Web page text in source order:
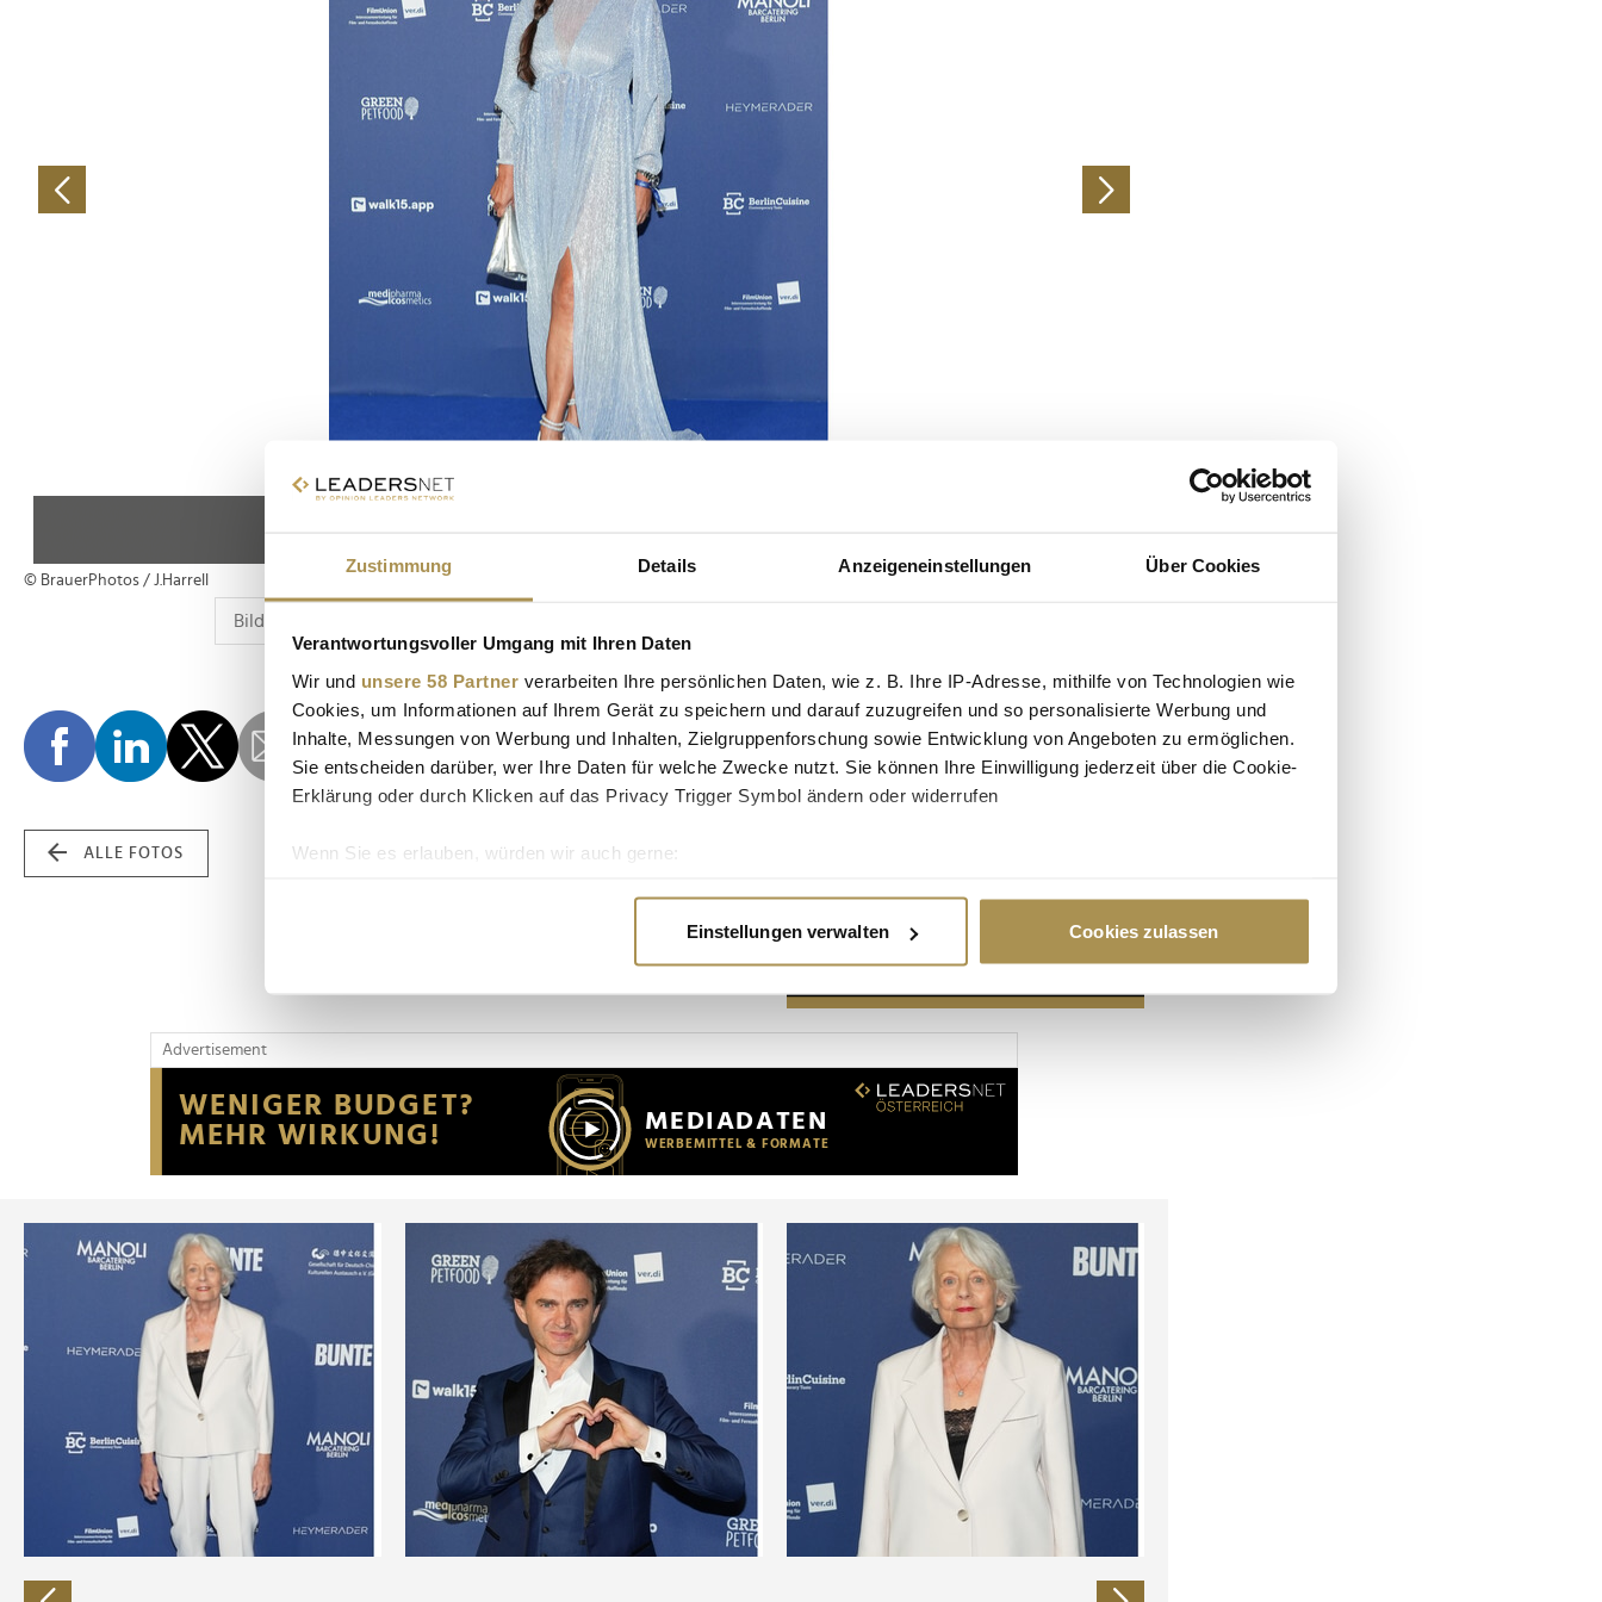
Zustimmung Details Anzeigeneinstellungen Über Cookies
Verantwortungsvoller Umgang mit Ihren Daten
Wir und unsere 58 Partner verarbeiten Ihre persönlichen Daten, wie z. B. Ihre IP-Adresse, mithilfe von Technologien wie
Cookies, um Informationen auf Ihrem Gerät zu speichern und darauf zuzugreifen und so personalisierte Werbung und
Inhalte, Messungen von Werbung und Inhalten, Zielgruppenforschung sowie Entwicklung von Angeboten zu ermöglichen.
Sie entscheiden darüber, wer Ihre Daten für welche Zwecke nutzt. Sie können Ihre Einwilligung jederzeit über die Cookie-
Erklärung oder durch Klicken auf das Privacy Trigger Symbol ändern oder widerrufen
Wenn Sie es erlauben, würden wir auch gerne:
Erfahren Sie mehr darüber, wie Ihre persönlichen Daten verarbeitet werden, und legen Sie Ihre Präferenzen im
Wir verwenden Cookies, um Inhalte und Anzeigen zu personalisieren, Funktionen für soziale Medien anbieten zu können
Website an unsere Partner für soziale Medien, Werbung und Analysen weiter. Unsere Partner führen diese Informationen
möglicherweise mit weiteren Daten zusammen, die Sie ihnen bereitgestellt haben oder die sie im Rahmen Ihrer Nutzung
der Dienste gesammelt haben.
Einstellungen verwalten Cookies zulassen
© BrauerPhotos / J.Harrell
ALLE FOTOS
Advertisement
Advertisement